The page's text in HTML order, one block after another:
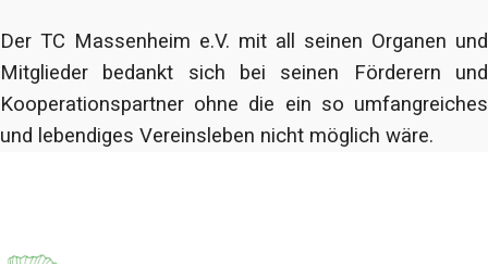
Der TC Massenheim e.V. mit all seinen Organen und
Mitglieder bedankt sich bei seinen Förderern und
Kooperationspartner ohne die ein so umfangreiches
und lebendiges Vereinsleben nicht möglich wäre.